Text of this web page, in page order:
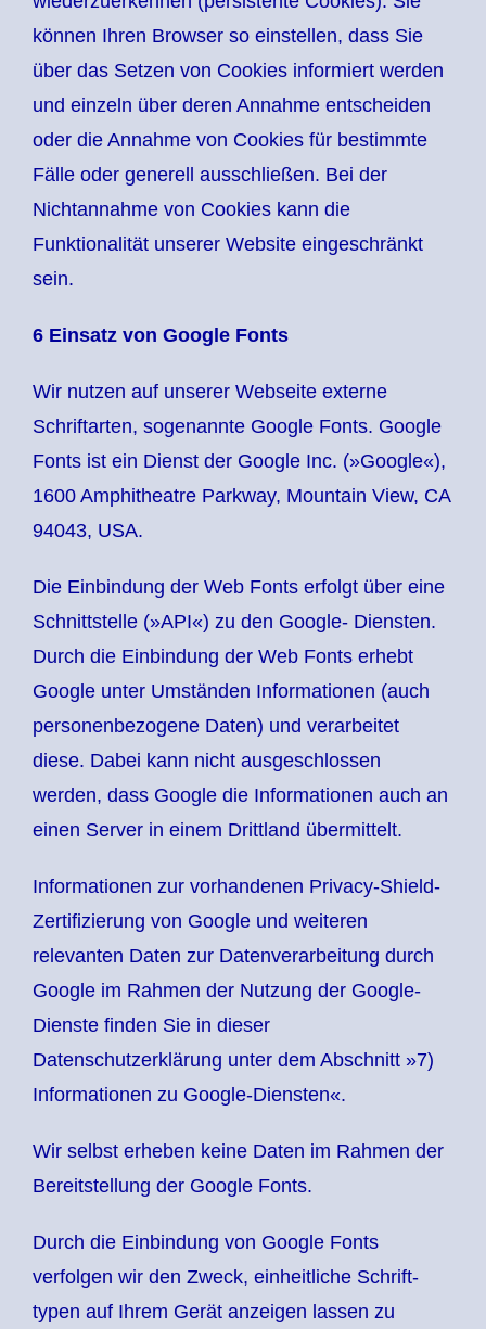
können Ihren Browser so einstellen, dass Sie
über das Setzen von Cookies informiert werden
und einzeln über deren Annahme entscheiden
oder die Annahme von Cookies für bestimmte
Fälle oder generell ausschließen. Bei der
Nichtannahme von Cookies kann die
Funktionalität unserer Website eingeschränkt
sein.
6 Einsatz von Google Fonts
Wir nutzen auf unserer Webseite externe
Schriftarten, sogenannte Google Fonts. Google
Fonts ist ein Dienst der Google Inc. (»Google«),
1600 Amphitheatre Parkway, Mountain View, CA
94043, USA.
Die Einbindung der Web Fonts erfolgt über eine
Schnittstelle (»API«) zu den Google- Diensten.
Durch die Einbindung der Web Fonts erhebt
Google unter Umständen Informationen (auch
personenbezogene Daten) und verarbeitet
diese. Dabei kann nicht ausgeschlossen
werden, dass Google die Informationen auch an
einen Server in einem Drittland übermittelt.
Informationen zur vorhandenen Privacy-Shield-
Zertifizierung von Google und weiteren
relevanten Daten zur Datenverarbeitung durch
Google im Rahmen der Nutzung der Google-
Dienste finden Sie in dieser
Datenschutzerklärung unter dem Abschnitt »7)
Informationen zu Google-Diensten«.
Wir selbst erheben keine Daten im Rahmen der
Bereitstellung der Google Fonts.
Durch die Einbindung von Google Fonts
verfolgen wir den Zweck, einheitliche Schrift-
typen auf Ihrem Gerät anzeigen lassen zu